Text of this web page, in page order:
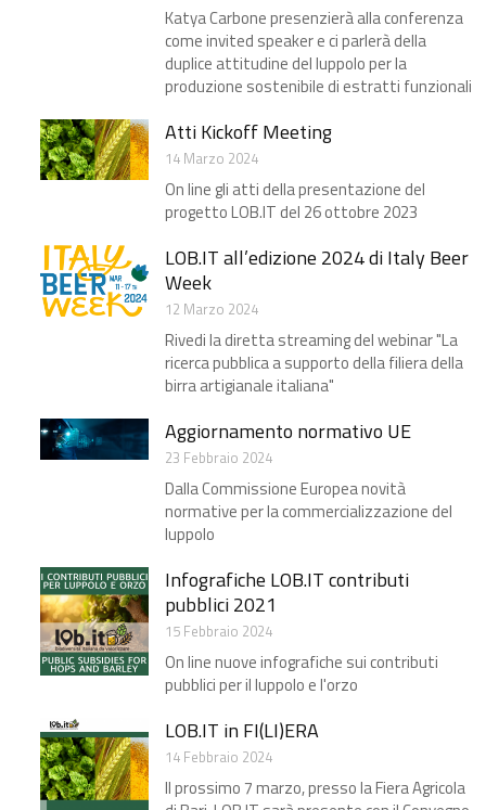
Katya Carbone presenzierà alla conferenza
come invited speaker e ci parlerà della
duplice attitudine del luppolo per la
produzione sostenibile di estratti funzionali
Atti Kickoff Meeting
14 Marzo 2024
On line gli atti della presentazione del
progetto LOB.IT​ del 26 ottobre 2023
LOB.IT all’edizione 2024 di Italy Beer
Week
12 Marzo 2024
Rivedi la diretta streaming del webinar "La
ricerca pubblica a supporto della filiera della
birra artigianale italiana"
Aggiornamento normativo UE
23 Febbraio 2024
Dalla Commissione Europea novità
normative per la commercializzazione del
luppolo
Infografiche LOB.IT contributi
pubblici 2021
15 Febbraio 2024
On line nuove infografiche sui contributi
pubblici per il luppolo e l'orzo
LOB.IT in FI(LI)ERA
14 Febbraio 2024
Il prossimo 7 marzo, presso la Fiera Agricola